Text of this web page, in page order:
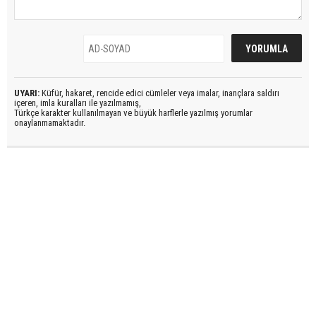
UYARI: Küfür, hakaret, rencide edici cümleler veya imalar, inançlara saldırı
içeren, imla kuralları ile yazılmamış,
Türkçe karakter kullanılmayan ve büyük harflerle yazılmış yorumlar
onaylanmamaktadır.